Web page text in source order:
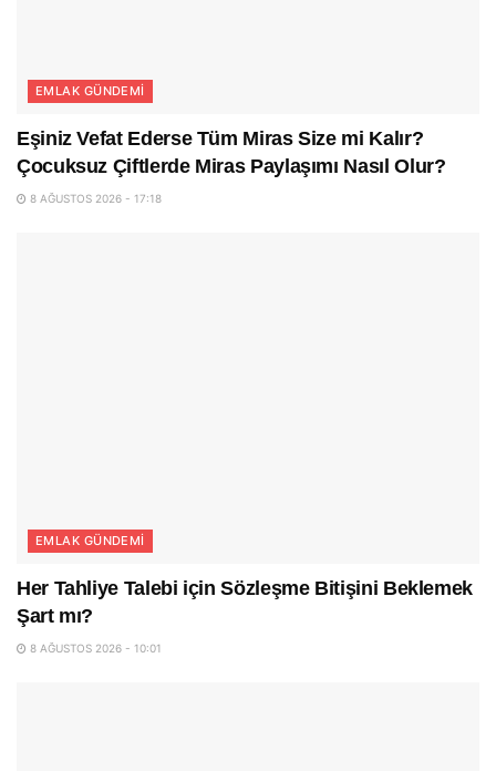
EMLAK GÜNDEMI
Eşiniz Vefat Ederse Tüm Miras Size mi Kalır?
Çocuksuz Çiftlerde Miras Paylaşımı Nasıl Olur?
8 AĞUSTOS 2026 - 17:18
EMLAK GÜNDEMI
Her Tahliye Talebi için Sözleşme Bitişini Beklemek
Şart mı?
8 AĞUSTOS 2026 - 10:01